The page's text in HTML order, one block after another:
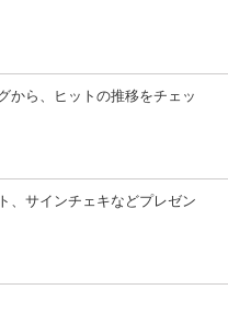
から、ヒットの推移をチェッ
、サインチェキなどプレゼン